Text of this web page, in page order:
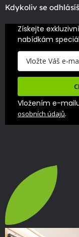
Kdykoliv se odhlásíš
Získejte
nabídkám
Vložením e-
osobních údajů.